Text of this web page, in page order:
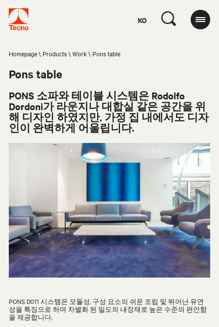
KO
Homepage Products Work Pons table
Pons table
PONS 소파와 테이블 시스템은 Rodolfo
Dordoni가 라운지나 대합실 같은 공간을 위
해 디자인 하였지만, 가정 집 내에서도 디자
인이 완벽하게 어울립니다.
PONS D011 시스템은 모듈성, 구성 요소의 쉬운 조립 및 뛰어난 유연
성을 특징으로 하며 차별화 된 밀도의 내장재로 높은 수준의 편안함
을 제공합니다.